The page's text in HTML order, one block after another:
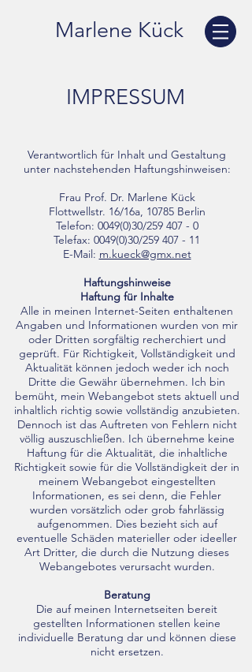
Marlene Kück
Verantwortlich für Inhalt und Gestaltung
unter nachstehenden Haftungshinweisen:
Frau Prof. Dr. Marlene Kück
Flottwellstr. 16/16a, 10785 Berlin
Telefon: 0049(0)30/259 407 - 0
Telefax: 0049(0)30/259 407 - 11
E-Mail: m.kueck@gmx.net
Haftungshinweise
Haftung für Inhalte
Alle in meinen Internet-Seiten enthaltenen
Angaben und Informationen wurden von mir
oder Dritten sorgfältig recherchiert und
geprüft. Für Richtigkeit, Vollständigkeit und
Aktualität können jedoch weder ich noch
Dritte die Gewähr übernehmen. Ich bin
bemüht, mein Webangebot stets aktuell und
inhaltlich richtig sowie vollständig anzubieten.
Dennoch ist das Auftreten von Fehlern nicht
völlig auszuschließen. Ich übernehme keine
Haftung für die Aktualität, die inhaltliche
Richtigkeit sowie für die Vollständigkeit der in
meinem Webangebot eingestellten
Informationen, es sei denn, die Fehler
wurden vorsätzlich oder grob fahrlässig
aufgenommen. Dies bezieht sich auf
eventuelle Schäden materieller oder ideeller
Art Dritter, die durch die Nutzung dieses
Webangebotes verursacht wurden.
Beratung
Die auf meinen Internetseiten bereit
gestellten Informationen stellen keine
individuelle Beratung dar und können diese
nicht ersetzen.
IMPRESSUM